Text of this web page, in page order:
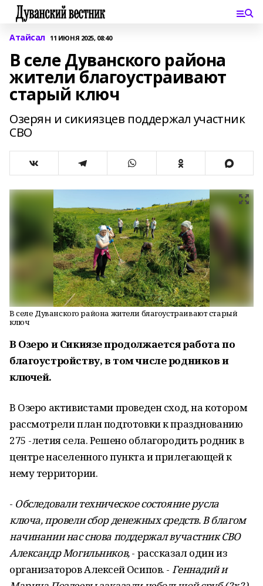
Атайсал 11 ИЮНЯ 2025, 08:40
В селе Дуванского района
жители благоустраивают
старый ключ
Озерян и сикиязцев поддержал участник
СВО
В селе Дуванского района жители благоустраивают старый
ключ
В Озеро и Сикиязе продолжается работа по
благоустройству, в том числе родников и
ключей.
В Озеро активистами проведен сход, на котором
рассмотрели план подготовки к празднованию
275 -летия села. Решено облагородить родник в
центре населенного пункта и прилегающей к
нему территории.
- Обследовали техническое состояние русла
ключа, провели сбор денежных средств. В благом
начинании нас снова поддержал вучастник СВО
Александр Могильников,- рассказал один из
организаторов Алексей Осипов. - Геннадий и